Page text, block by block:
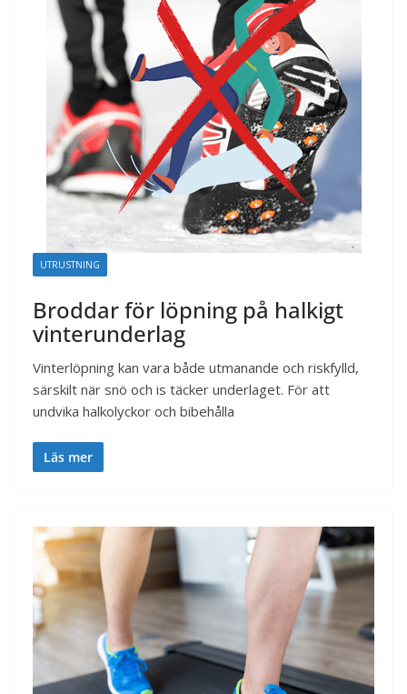
UTRUSTNING
Broddar för löpning på halkigt
vinterunderlag
Vinterlöpning kan vara både utmanande och riskfylld,
särskilt när snö och is täcker underlaget. För att
undvika halkolyckor och bibehålla
Läs mer